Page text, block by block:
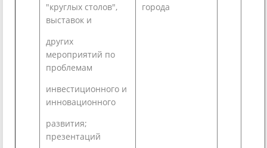
"круглых столов",
выставок и
других
мероприятий по
проблемам
инвестиционного и
инновационного
развития;
презентаций
города